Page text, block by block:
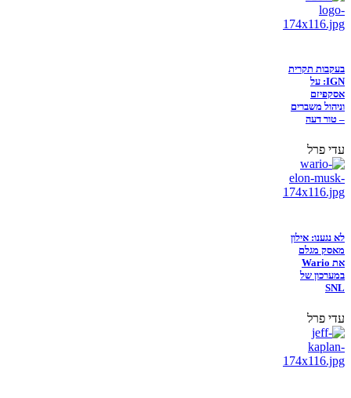
בעקבות תקרית
IGN: על
אסקפיזם
וניהול משברים
– טור דעה
עדי פרל
לא נגענו: אילון
מאסק מגלם
את Wario
במערכון של
SNL
עדי פרל